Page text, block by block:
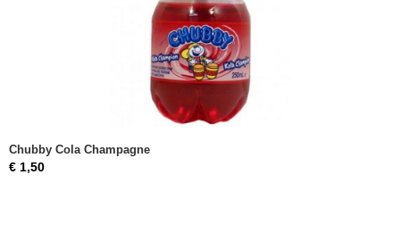
Chubby Cola Champagne
€ 1,50